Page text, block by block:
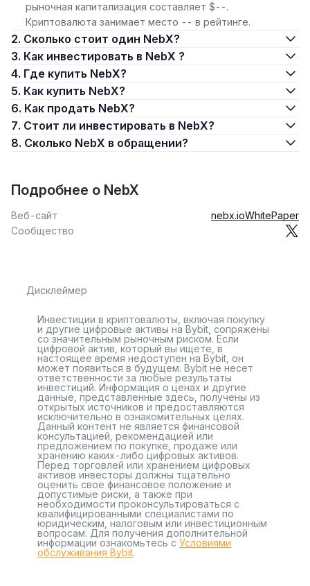
рыночная капитализация составляет $--.
Криптовалюта занимает место -- в рейтинге.
2. Сколько стоит один NebX?
3. Как инвестировать в NebX ?
4. Где купить NebX?
5. Как купить NebX?
6. Как продать NebX?
7. Стоит ли инвестировать в NebX?
8. Сколько NebX в обращении?
Подробнее о NebX
Веб-сайт nebx.ioWhitePaper
Сообщество
Дисклеймер
Инвестиции в криптовалюты, включая покупку
и другие цифровые активы на Bybit, сопряжены
со значительным рыночным риском. Если
цифровой актив, который вы ищете, в
настоящее время недоступен на Bybit, он
может появиться в будущем. Bybit не несет
ответственности за любые результаты
инвестиций. Информация о ценах и другие
данные, представленные здесь, получены из
открытых источников и предоставляются
исключительно в ознакомительных целях.
Данный контент не является финансовой
консультацией, рекомендацией или
предложением по покупке, продаже или
хранению каких-либо цифровых активов.
Перед торговлей или хранением цифровых
активов инвесторы должны тщательно
оценить свое финансовое положение и
допустимые риски, а также при
необходимости проконсультироваться с
квалифицированными специалистами по
юридическим, налоговым или инвестиционным
вопросам. Для получения дополнительной
информации ознакомьтесь с Условиями
обслуживания Bybit.